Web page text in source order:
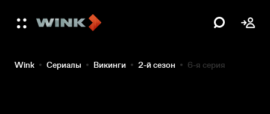
Wink Сериалы Викинги 2-й сезон 6-я серия